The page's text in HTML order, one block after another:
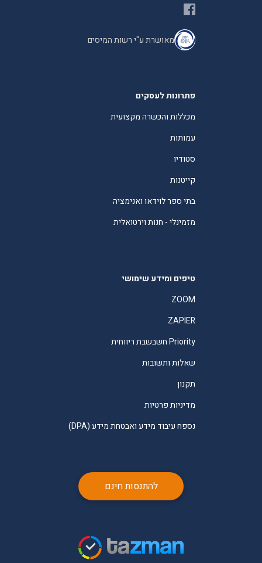
מאושרת ע"י רשות המיסים
פתרונות לעסקים
מכללות והכשרה מקצועית
עמותות
סטודיו
קייטנות
בתי ספר לוידאו ואנימציה
מזמינלי - חנות וירטואלית
טיפים ומידע שימושי
ZOOM
ZAPIER
Priority חשבשבת ריווחית
שאלות ותשובות
תקנון
מדיניות פרטיות
נספח עיבוד מידע ואבטחת מידע (DPA)
להתנסות חינם